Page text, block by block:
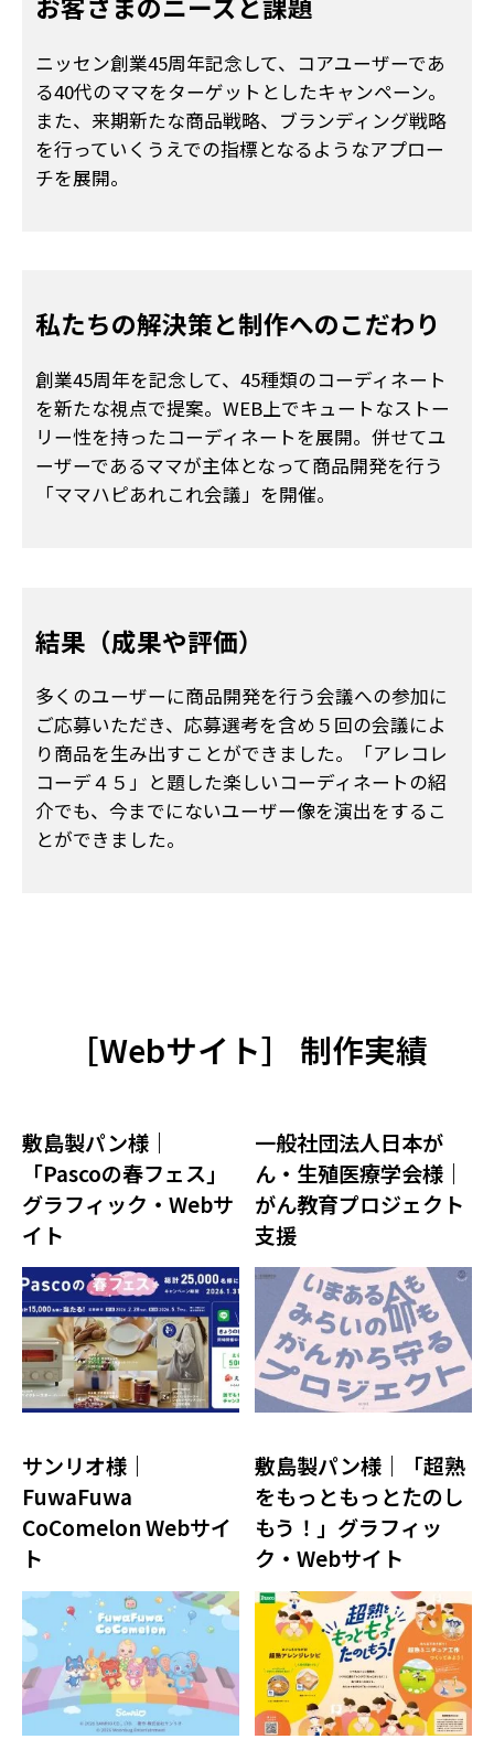
ニッセン創業45周年記念して、コアユーザーであ
る40代のママをターゲットとしたキャンペーン。
また、来期新たな商品戦略、ブランディング戦略
を行っていくうえでの指標となるようなアプロー
チを展開。
私たちの解決策と制作へのこだわり
創業45周年を記念して、45種類のコーディネート
を新たな視点で提案。WEB上でキュートなストー
リー性を持ったコーディネートを展開。併せてユ
ーザーであるママが主体となって商品開発を行う
「ママハピあれこれ会議」を開催。
結果（成果や評価）
多くのユーザーに商品開発を行う会議への参加に
ご応募いただき、応募選考を含め５回の会議によ
り商品を生み出すことができました。「アレコレ
コーデ４５」と題した楽しいコーディネートの紹
介でも、今までにないユーザー像を演出をするこ
とができました。
［Webサイト］ 制作実績
敷島製パン様｜
「Pascoの春フェス」
グラフィック・Webサ
イト
一般社団法人日本が
ん・生殖医療学会様｜
がん教育プロジェクト
支援
サンリオ様｜
FuwaFuwa
CoComelon Webサイ
ト
敷島製パン様｜「超熟
をもっともっとたのし
もう！」グラフィッ
ク・Webサイト